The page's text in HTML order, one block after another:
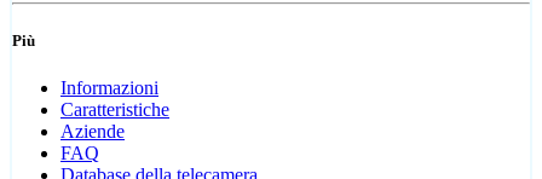
Più
Informazioni
Caratteristiche
Aziende
FAQ